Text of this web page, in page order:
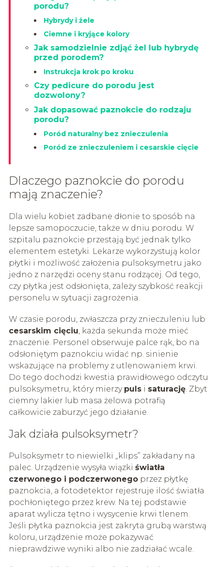
porodu?
Hybrydy i żele
Ciemne i kryjące kolory
Jak samodzielnie zdjąć żel lub hybrydę
przed porodem?
Instrukcja krok po kroku
Czy pedicure do porodu jest
dozwolony?
Jak dopasować paznokcie do rodzaju
porodu?
Poród naturalny bez znieczulenia
Poród ze znieczuleniem i cesarskie cięcie
Dlaczego paznokcie do porodu
mają znaczenie?
Dla wielu kobiet zadbane dłonie to sposób na
lepsze samopoczucie, także w dniu porodu. W
szpitalu paznokcie przestają być jednak tylko
elementem estetyki. Lekarze wykorzystują kolor
płytki i możliwość założenia pulsoksymetru jako
jedno z narzędzi oceny stanu rodzącej. Od tego,
czy płytka jest odsłonięta, zależy szybkość reakcji
personelu w sytuacji zagrożenia.
W czasie porodu, zwłaszcza przy znieczuleniu lub
cesarskim cięciu, każda sekunda może mieć
znaczenie. Personel obserwuje palce rąk, bo na
odsłoniętym paznokciu widać np. sinienie
wskazujące na problemy z utlenowaniem krwi.
Do tego dochodzi kwestia prawidłowego odczytu
pulsoksymetru, który mierzy pulsi saturację. Zbyt
ciemny lakier lub masa żelowa potrafią
całkowicie zaburzyć jego działanie.
Jak działa pulsoksymetr?
Pulsoksymetr to niewielki „klips” zakładany na
palec. Urządzenie wysyła wiązki światła
czerwonego i podczerwonegoprzez płytkę
paznokcia, a fotodetektor rejestruje ilość światła
pochłoniętego przez krew. Na tej podstawie
aparat wylicza tętno i wysycenie krwi tlenem.
Jeśli płytka paznokcia jest zakryta grubą warstwą
koloru, urządzenie może pokazywać
nieprawdziwe wyniki albo nie zadziałać wcale.